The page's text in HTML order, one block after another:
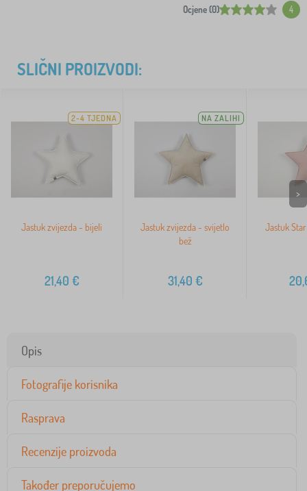
Ocjene (0) 4
SLIČNI PROIZVODI:
2-4 TJEDNA
Jastuk zvijezda - bijeli
21,40 €
NA ZALIHI
Jastuk zvijezda - svijetlo
bež
31,40 €
Jastuk
>
Opis
Fotografije korisnika
Rasprava
Recenzije proizvoda
Također preporučujemo